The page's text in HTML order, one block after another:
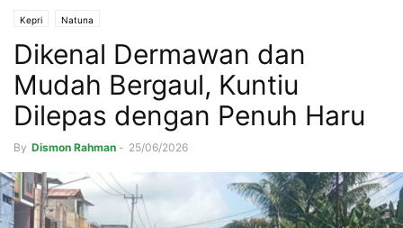
Kepri Natuna
Dikenal Dermawan dan
Mudah Bergaul, Kuntiu
Dilepas dengan Penuh Haru
By Dismon Rahman - 25/06/2026